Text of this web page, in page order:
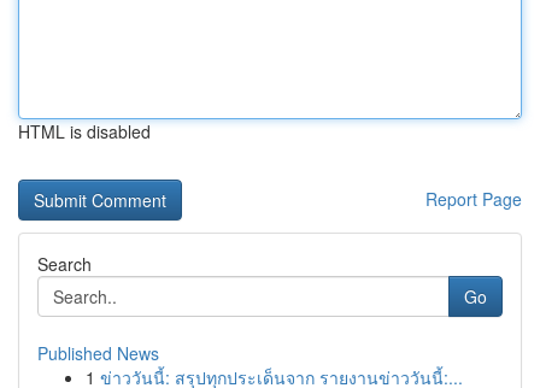
HTML is disabled
Report Page
Search
Go
Published News
1 ข่าววันนี้: สรุปทุกประเด็นจาก รายงานข่าววันนี้:...